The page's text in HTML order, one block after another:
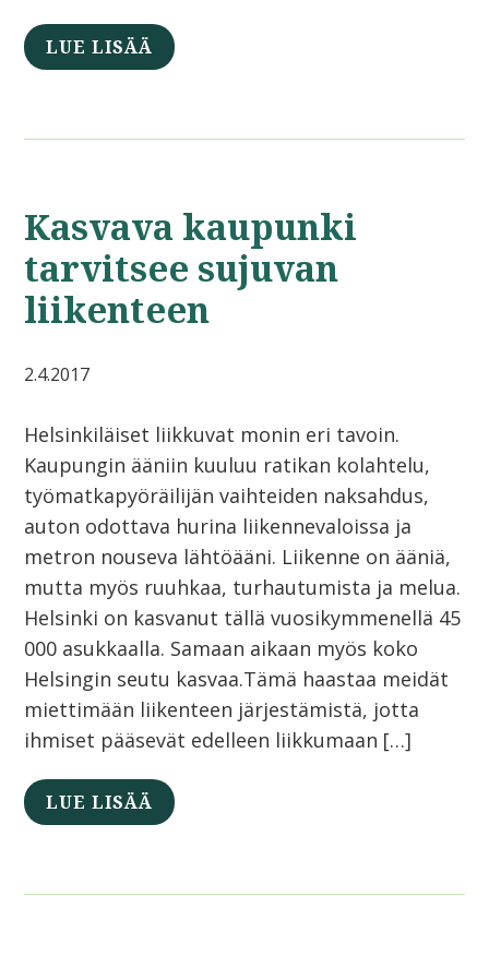
LUE LISÄÄ
Kasvava kaupunki
tarvitsee sujuvan
liikenteen
2.4.2017
Helsinkiläiset liikkuvat monin eri tavoin.
Kaupungin ääniin kuuluu ratikan kolahtelu,
työmatkapyöräilijän vaihteiden naksahdus,
auton odottava hurina liikennevaloissa ja
metron nouseva lähtöääni. Liikenne on ääniä,
mutta myös ruuhkaa, turhautumista ja melua.
Helsinki on kasvanut tällä vuosikymmenellä 45
000 asukkaalla. Samaan aikaan myös koko
Helsingin seutu kasvaa.Tämä haastaa meidät
miettimään liikenteen järjestämistä, jotta
ihmiset pääsevät edelleen liikkumaan […]
LUE LISÄÄ